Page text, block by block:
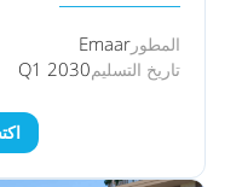
المطور Emaar
تاريخ التسليمQ1 2030